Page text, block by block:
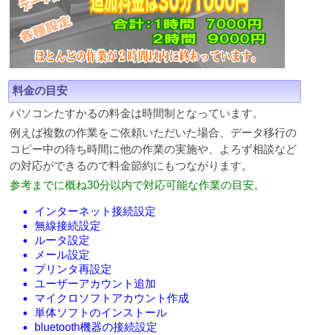
料金の目安
パソコンたすかるの料金は時間制となっています。
例えば複数の作業をご依頼いただいた場合、データ移行の
コピー中の待ち時間に他の作業の実施や、よろず相談など
の対応ができるので料金節約にもつながります。
参考までに概ね30分以内で対応可能な作業の目安。
インターネット接続設定
無線接続設定
ルータ設定
メール設定
プリンタ再設定
ユーザーアカウント追加
マイクロソフトアカウント作成
単体ソフトのインストール
bluetooth機器の接続設定